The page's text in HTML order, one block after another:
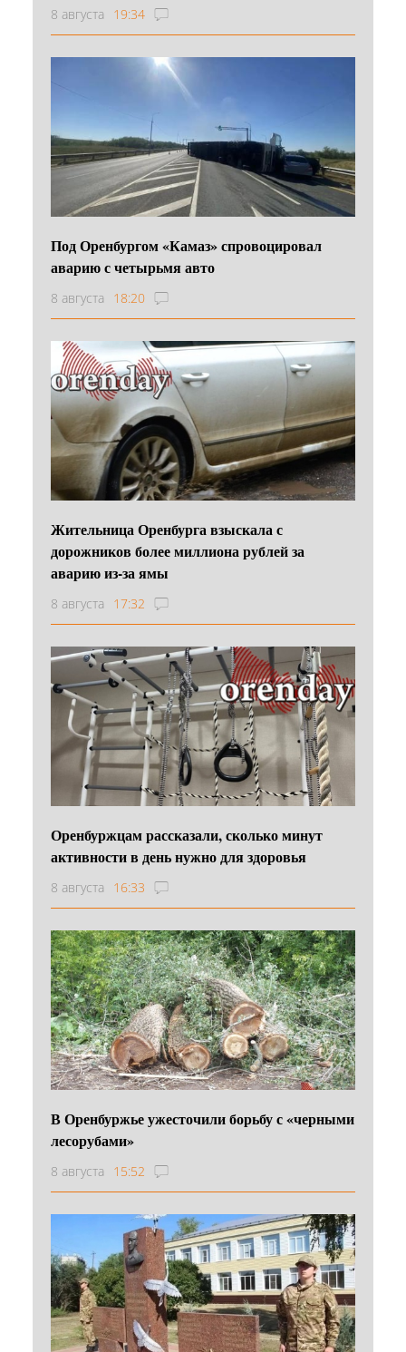
8 августа 19:34
Под Оренбургом «Камаз» спровоцировал
аварию с четырьмя авто
8 августа 18:20
Жительница Оренбурга взыскала с
дорожников более миллиона рублей за
аварию из-за ямы
8 августа 17:32
Оренбуржцам рассказали, сколько минут
активности в день нужно для здоровья
8 августа 16:33
В Оренбуржье ужесточили борьбу с «черными
лесорубами»
8 августа 15:52